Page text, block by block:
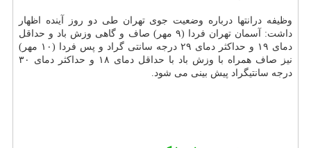
وظیفه درانتها درباره وضعیت جوی تهران طی دو روز آینده اظهار
داشت: آسمان تهران فردا (۹ مهر) صاف و گاهی وزش باد و حداقل
دمای ۱۹ و حداكثر دمای ۲۹ درجه سانتی گراد و پس فردا (۱۰ مهر)
نیز صاف همراه با وزش باد با حداقل دمای ۱۸ و حداكثر دمای ۳۰
درجه سانتیگراد پیش بینی می شود.